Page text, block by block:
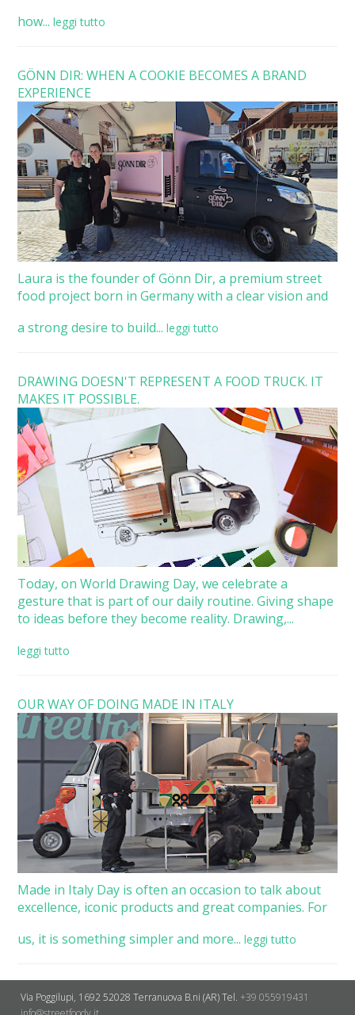
how... leggi tutto
GÖNN DIR: WHEN A COOKIE BECOMES A BRAND
EXPERIENCE
Laura is the founder of Gönn Dir, a premium street
food project born in Germany with a clear vision and
a strong desire to build... leggi tutto
DRAWING DOESN'T REPRESENT A FOOD TRUCK. IT
MAKES IT POSSIBLE.
Today, on World Drawing Day, we celebrate a
gesture that is part of our daily routine. Giving shape
to ideas before they become reality. Drawing,...
leggi tutto
OUR WAY OF DOING MADE IN ITALY
Made in Italy Day is often an occasion to talk about
excellence, iconic products and great companies. For
us, it is something simpler and more... leggi tutto
Via Poggilupi, 1692 52028 Terranuova B.ni (AR)Tel. +39 055919431